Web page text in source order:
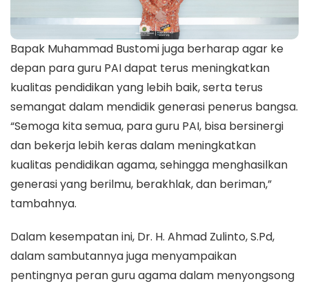
Bapak Muhammad Bustomi juga berharap agar ke
depan para guru PAI dapat terus meningkatkan
kualitas pendidikan yang lebih baik, serta terus
semangat dalam mendidik generasi penerus bangsa.
“Semoga kita semua, para guru PAI, bisa bersinergi
dan bekerja lebih keras dalam meningkatkan
kualitas pendidikan agama, sehingga menghasilkan
generasi yang berilmu, berakhlak, dan beriman,”
tambahnya.
Dalam kesempatan ini, Dr. H. Ahmad Zulinto, S.Pd,
dalam sambutannya juga menyampaikan
pentingnya peran guru agama dalam menyongsong